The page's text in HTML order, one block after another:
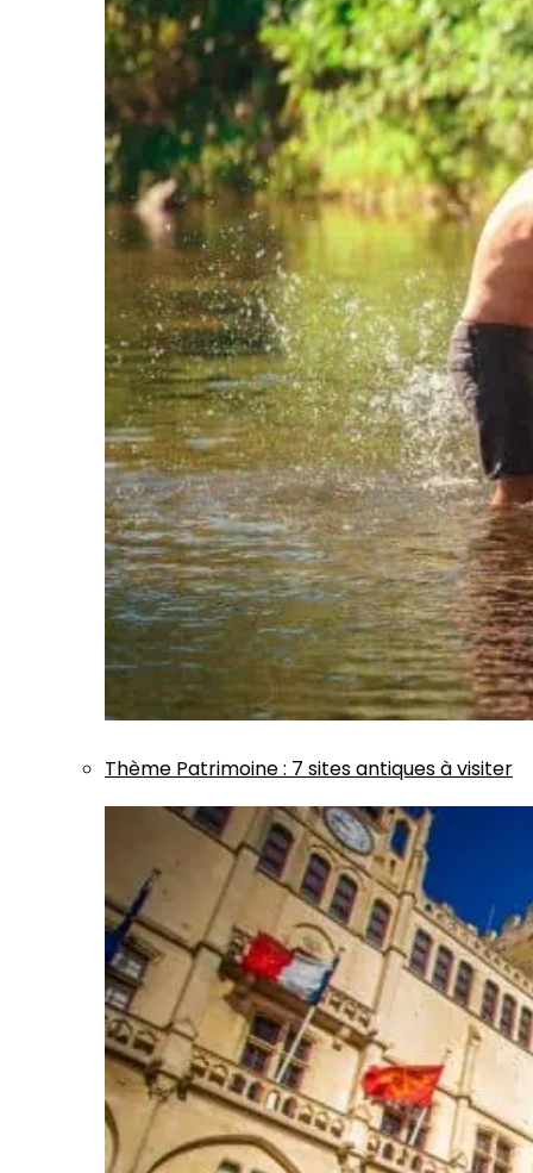
Thème Patrimoine: 7 sites antiques à visiter